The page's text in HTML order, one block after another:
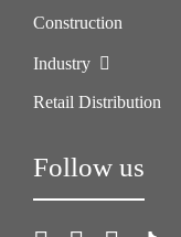
Construction
Industry
Retail Distribution
Follow us